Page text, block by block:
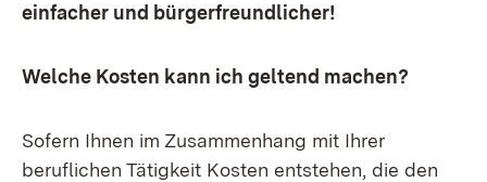
einfacher und bürgerfreundlicher!
Welche Kosten kann ich geltend machen?
Sofern Ihnen im Zusammenhang mit Ihrer
beruflichen Tätigkeit Kosten entstehen, die den